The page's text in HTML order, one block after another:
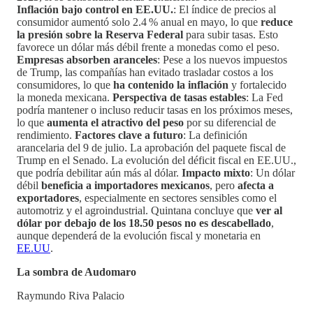
Inflación bajo control en EE.UU.: El índice de precios al
consumidor aumentó solo 2.4 % anual en mayo, lo que reduce
la presión sobre la Reserva Federal para subir tasas. Esto
favorece un dólar más débil frente a monedas como el peso.
Empresas absorben aranceles: Pese a los nuevos impuestos
de Trump, las compañías han evitado trasladar costos a los
consumidores, lo que ha contenido la inflación y fortalecido
la moneda mexicana. Perspectiva de tasas estables: La Fed
podría mantener o incluso reducir tasas en los próximos meses,
lo que aumenta el atractivo del peso por su diferencial de
rendimiento. Factores clave a futuro: La definición
arancelaria del 9 de julio. La aprobación del paquete fiscal de
Trump en el Senado. La evolución del déficit fiscal en EE.UU.,
que podría debilitar aún más al dólar. Impacto mixto: Un dólar
débil beneficia a importadores mexicanos, pero afecta a
exportadores, especialmente en sectores sensibles como el
automotriz y el agroindustrial. Quintana concluye que ver al
dólar por debajo de los 18.50 pesos no es descabellado,
aunque dependerá de la evolución fiscal y monetaria en
EE.UU.
La sombra de Audomaro
Raymundo Riva Palacio